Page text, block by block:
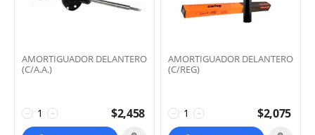
AMORTIGUADOR DELANTERO
(C/A.A.)
+
− $2,458
AMORTIGUADOR DELANTERO
(C/REG)
+
− $2,075